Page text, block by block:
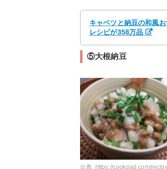
キャベツと納豆の和風
レシピが358万品
⑤大根納豆
出典: https://cookpad.com/